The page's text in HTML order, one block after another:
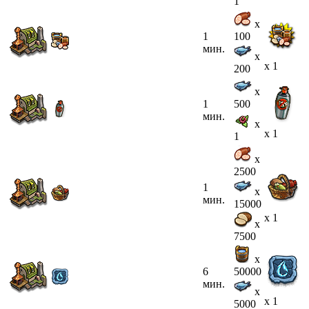
1
мин.
x
100
x
200
x 1
1
мин.
x
500
x
1
x 1
1
мин.
x
2500
x
15000
x
7500
x 1
6
мин.
x
50000
x
5000
x 1